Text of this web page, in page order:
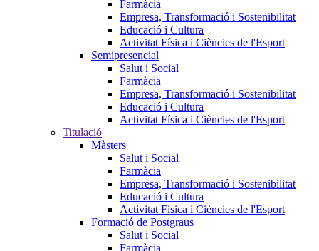
Farmàcia
Empresa, Transformació i Sostenibilitat
Educació i Cultura
Activitat Física i Ciències de l'Esport
Semipresencial
Salut i Social
Farmàcia
Empresa, Transformació i Sostenibilitat
Educació i Cultura
Activitat Física i Ciències de l'Esport
Titulació
Màsters
Salut i Social
Farmàcia
Empresa, Transformació i Sostenibilitat
Educació i Cultura
Activitat Física i Ciències de l'Esport
Formació de Postgraus
Salut i Social
Farmàcia